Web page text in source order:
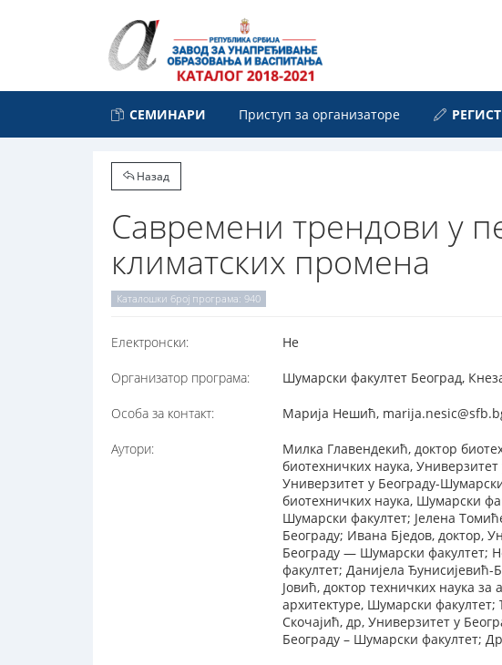
СЕМИНАРИ Приступ за организаторе
Назад
Савремени трендови у
климатских промена
Каталошки број програма: 940
Електронски: Не
Организатор програма: Шумарски факултет Београд,
Особа за контакт: Марија Нешић,
Аутори:
Милка Главендекић, доктор
биотехничких наука,
Универзитет у Београду-
биотехничких наука, Шумарски
Шумарски факултет; Јелена
Београду; Ивана Бједов, доктор,
Београду — Шумарски факултет;
факултет; Данијела
Јовић, доктор техничких наука
архитектуре, Шумарски
Скочајић, др, Универзитет у
Београду – Шумарски факултет;